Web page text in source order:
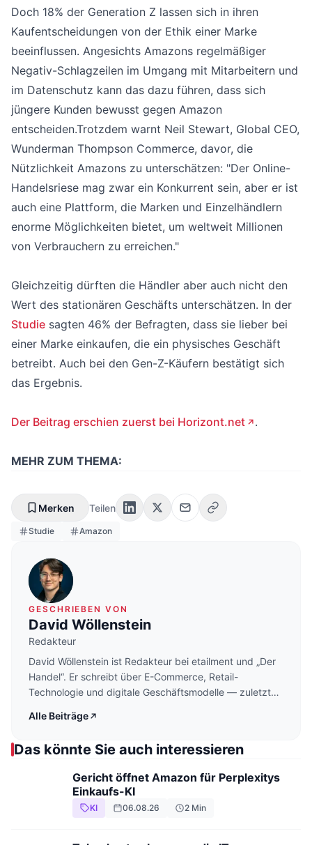
Das könnte Sie auch interessieren
Gericht öffnet Amazon für Perplexitys
Einkaufs-KI
KI 06.08.26 2 Min
Doch 18% der Generation Z lassen sich in ihren
Kaufentscheidungen von der Ethik einer Marke
beeinflussen. Angesichts Amazons regelmäßiger
Negativ-Schlagzeilen im Umgang mit Mitarbeitern und
im Datenschutz kann das dazu führen, dass sich
jüngere Kunden bewusst gegen Amazon
entscheiden.Trotzdem warnt Neil Stewart, Global CEO,
Wunderman Thompson Commerce, davor, die
Nützlichkeit Amazons zu unterschätzen: "Der Online-
Handelsriese mag zwar ein Konkurrent sein, aber er ist
auch eine Plattform, die Marken und Einzelhändlern
enorme Möglichkeiten bietet, um weltweit Millionen
von Verbrauchern zu erreichen."
Gleichzeitig dürften die Händler aber auch nicht den
Wert des stationären Geschäfts unterschätzen. In der
Studie sagten 46% der Befragten, dass sie lieber bei
einer Marke einkaufen, die ein physisches Geschäft
betreibt. Auch bei den Gen-Z-Käufern bestätigt sich
das Ergebnis.
Der Beitrag erschien zuerst bei Horizont.net .
MEHR ZUM THEMA:
Merken Teilen
Studie Amazon
GESCHRIEBEN VON
David Wöllenstein
Redakteur
David Wöllenstein ist Redakteur bei etailment und „Der
Handel“. Er schreibt über E-Commerce, Retail-
Technologie und digitale Geschäftsmodelle — zuletzt
KI im Handel.
Alle Beiträge